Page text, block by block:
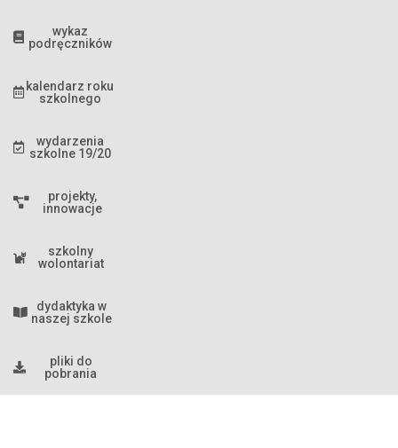
wykaz
podręczników
kalendarz roku
szkolnego
wydarzenia
szkolne 19/20
projekty,
innowacje
szkolny
wolontariat
dydaktyka w
naszej szkole
pliki do
pobrania